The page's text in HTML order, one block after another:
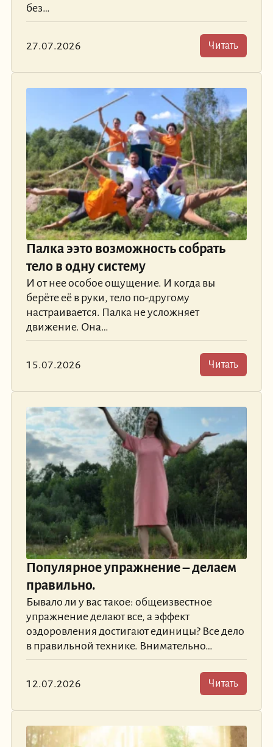
без…
27.07.2026 Читать
Палка ээто возможность собрать
тело в одну систему
И от нее особое ощущение. И когда вы
берёте её в руки, тело по-другому
настраивается. Палка не усложняет
движение. Она…
15.07.2026 Читать
Популярное упражнение – делаем
правильно.
Бывало ли у вас такое: общеизвестное
упражнение делают все, а эффект
оздоровления достигают единицы? Все дело
в правильной технике. Внимательно…
12.07.2026 Читать